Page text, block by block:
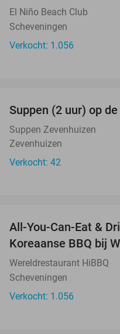
El Niño Beach Club
Scheveningen
Verkocht: 1.056
Suppen (2 uur) op
Suppen Zevenhuizen
Zevenhuizen
Verkocht: 42
All-You-Can-Eat &
Koreaanse BBQ bij
Wereldrestaurant HiBBQ
Scheveningen
Verkocht: 1.056